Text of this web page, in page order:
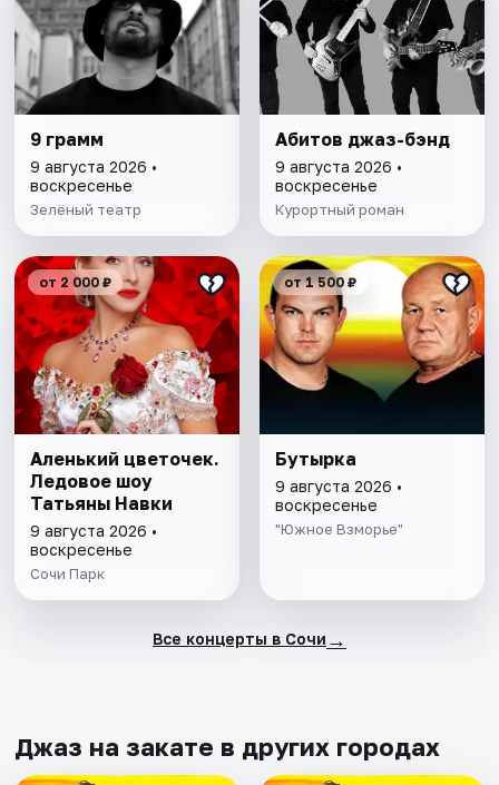
9 грамм
9 августа 2026 •
воскресенье
Зелёный театр
Абитов джаз-бэнд
9 августа 2026 •
воскресенье
Курортный роман
от 2 000 ₽
Аленький цветочек.
Ледовое шоу
Татьяны Навки
9 августа 2026 •
воскресенье
Сочи Парк
от 1 500 ₽
Бутырка
9 августа 2026 •
воскресенье
"Южное Взморье"
Все концерты в Сочи →
Джаз на закате в других городах